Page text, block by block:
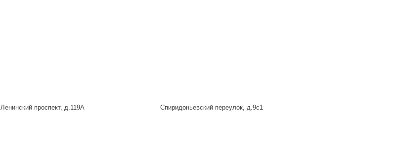
Ленинский проспект, д.119А Спиридоньевский переулок, д.9с1